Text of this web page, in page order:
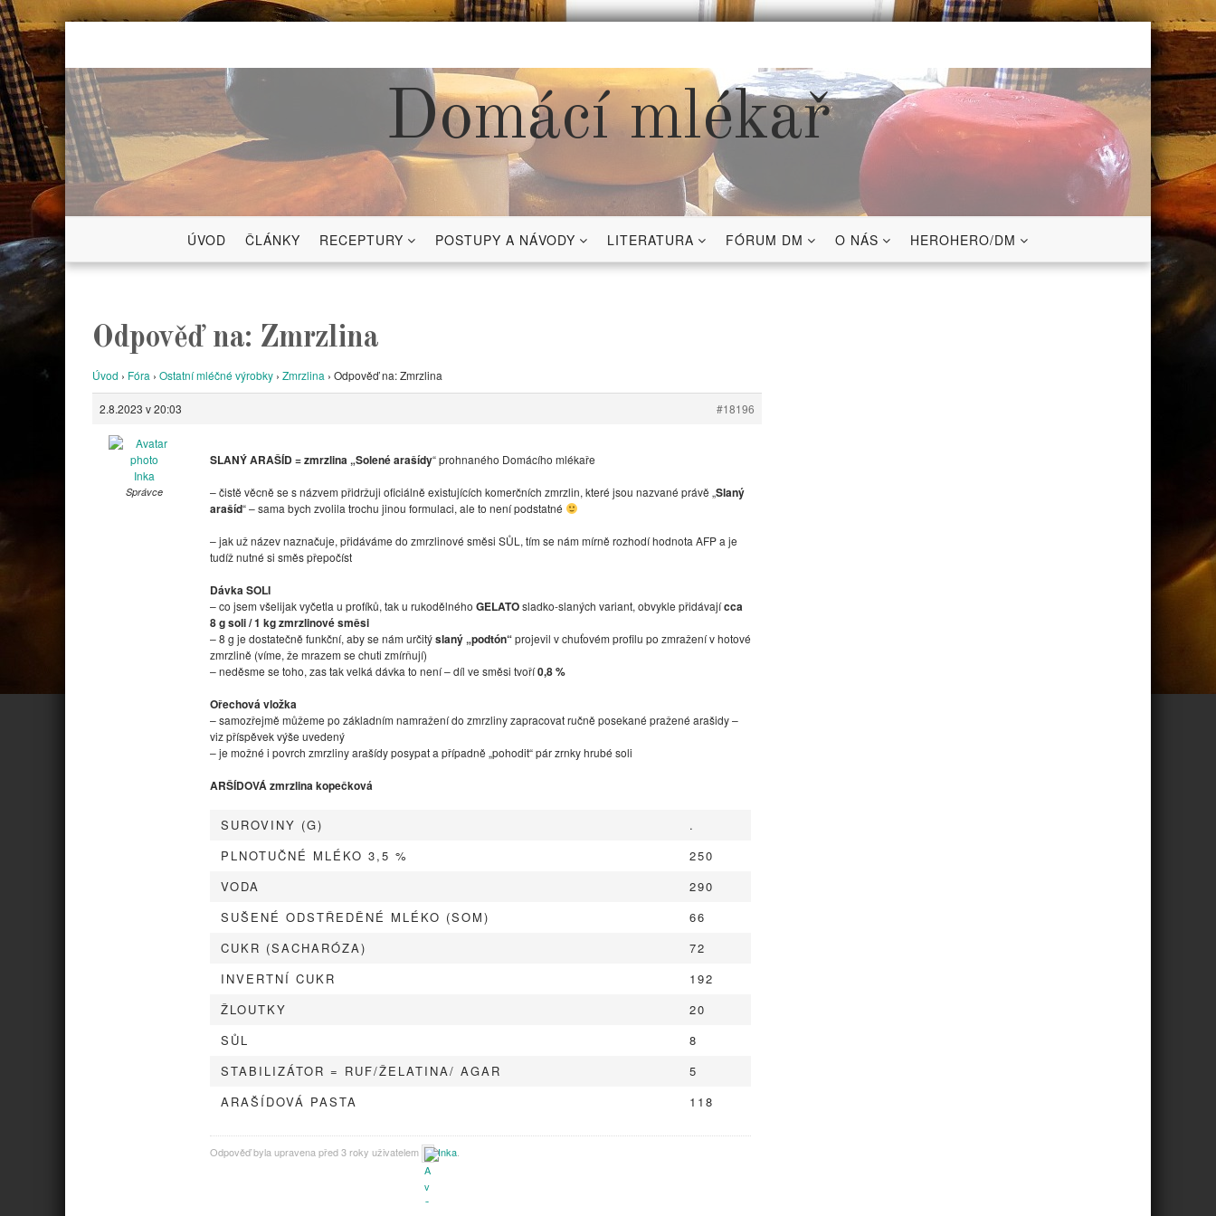
Skip
content
Domácí mlékař
ÚVOD ČLÁNKY RECEPTURY POSTUPY A NÁVODY LITERATURA FÓRUM DM O NÁS HEROHERO/DM
Odpověď na: Zmrzlina
Úvod › Fóra › Ostatní mléčné výrobky › Zmrzlina › Odpověď na: Zmrzlina
2.8.2023 v 20:03 #18196
Inka
Správce
SLANÝ ARAŠÍD= zmrzlina „Solené arašídy“ prohnaného Domácího mlékaře
– čistě věcně se s názvem přidržuji oficiálně existujících komerčních zmrzlin, které jsou nazvané právě „Slaný
arašíd“ – sama bych zvolila trochu jinou formulaci, ale to není podstatné
– jak už název naznačuje, přidáváme do zmrzlinové směsi SŮL, tím se nám mírně rozhodí hodnota AFP a je
tudíž nutné si směs přepočíst
Dávka SOLI
– co jsem všelijak vyčetla u profíků, tak u rukodělného GELATOsladko-slaných variant, obvykle přidávajícca
8 g soli / 1 kg zmrzlinové směsi
– 8 g je dostatečně funkční, aby se nám určitýslaný „podtón“projevil v chuťovém profilu po zmražení v hotové
zmrzlině (víme, že mrazem se chuti zmírňují)
– neděsme se toho, zas tak velká dávka to není – díl ve směsi tvoří0,8 %
Ořechová vložka
– samozřejmě můžeme po základním namražení do zmrzliny zapracovat ručně posekané pražené arašidy –
viz příspěvek výše uvedený
– je možné i povrch zmrzliny arašídy posypat a případně „pohodit“ pár zrnky hrubé soli
ARŠÍDOVÁ zmrzlina kopečková
SUROVINY (G)
.
PLNOTUČNÉ MLÉKO 3,5 %
250
VODA
290
SUŠENÉ ODSTŘEDĚNÉ MLÉKO (SOM)
66
CUKR (SACHARÓZA)
72
INVERTNÍ CUKR
192
ŽLOUTKY
20
SŮL
8
STABILIZÁTOR = RUF/ŽELATINA/ AGAR
5
ARAŠÍDOVÁ PASTA
118
Odpověď byla upravena před 3 roky uživatelem Inka